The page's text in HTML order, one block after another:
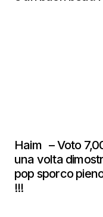
Haim – Voto
una volta
pop sporco
!!!